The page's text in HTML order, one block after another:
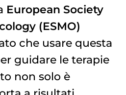
European Society
(ESMO)
che usare questa
guidare le terapie
non solo è